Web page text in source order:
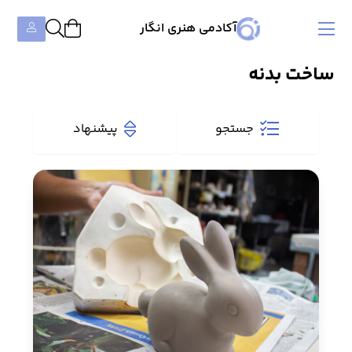
آکادمی هنری انگار
ساخت بدنه
جستجو پیشنهاد
دسته‌بندی‌ها
همه دوره‌ها